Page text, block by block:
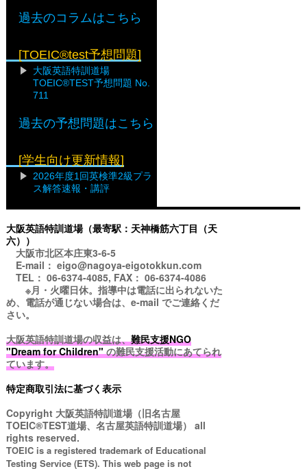
過去のコラムはこちら
[TOEIC®test予想問題]
大阪英語特訓道場
TOEIC®TEST予想問題 No.
711
過去の予想問題はこちら
[学生向け更新情報]
2026年度1回英検準2級プラ
ス解答速報・講評
大阪英語特訓道場（最寄駅：天神橋筋六丁目（天
六））
大阪市北区本庄東3-6-5
E-mail： eigo@nagoya-eigotokkun.com
TEL： 06-6374-4085, FAX： 06-6374-4086
※月・火曜日休。指導中は電話に出られないた
め、電話が通じない場合は、e-mail でご連絡くだ
さい。
大阪英語特訓道場の収益は、難民支援NGO
"Dream for Children"の難民支援活動にあてられ
ています。
特定商取引法に基づく表示
Copyright 大阪英語特訓道場（旧名古屋
TOEIC®TEST道場、名古屋英語特訓道場） all
rights reserved.
TOEIC is a registered trademark of Educational
Testing Service (ETS). This web page is not